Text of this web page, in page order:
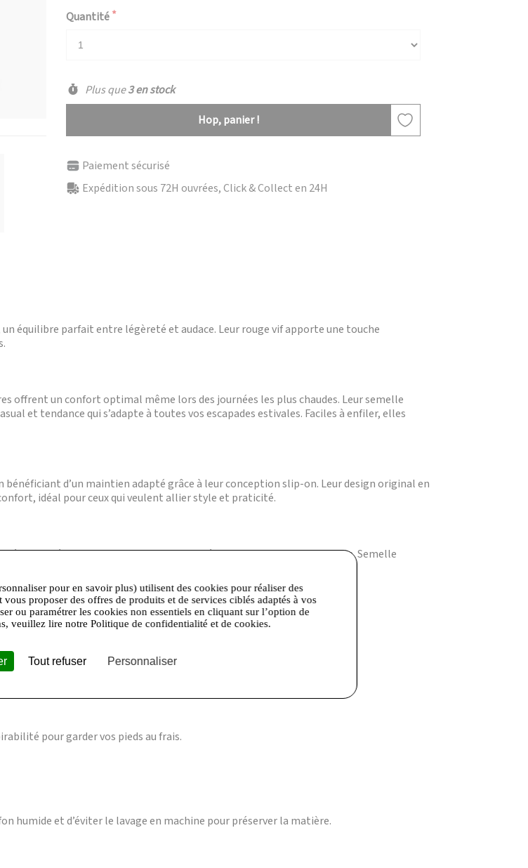
Quantité
Plus que3 en stock
Hop, panier !
Paiement sécurisé
Expédition sous 72H ouvrées, Click & Collect en 24H
équilibre parfait entre légèreté et audace. Leur rouge vif apporte une touche
offrent un confort optimal même lors des journées les plus chaudes. Leur semelle
et tendance qui s’adapte à toutes vos escapades estivales. Faciles à enfiler, elles
bénéficiant d’un maintien adapté grâce à leur conception slip-on. Leur design original en
idéal pour ceux qui veulent allier style et praticité.
: mélange 60 % tissu et 40 % synthétique pour un confort durable. Semelle
bonne adhérence.
?
pour un usage quotidien en ville ou en vacances.
pour garder vos pieds au frais.
humide et d’éviter le lavage en machine pour préserver la matière.
pour en savoir plus) utilisent des cookies pour réaliser des
proposer des offres de produits et de services ciblés adaptés à vos
ou paramétrer les cookies non essentiels en cliquant sur l’option de
veuillez lire notre Politique de confidentialité et de cookies.
Tout refuser Personnaliser